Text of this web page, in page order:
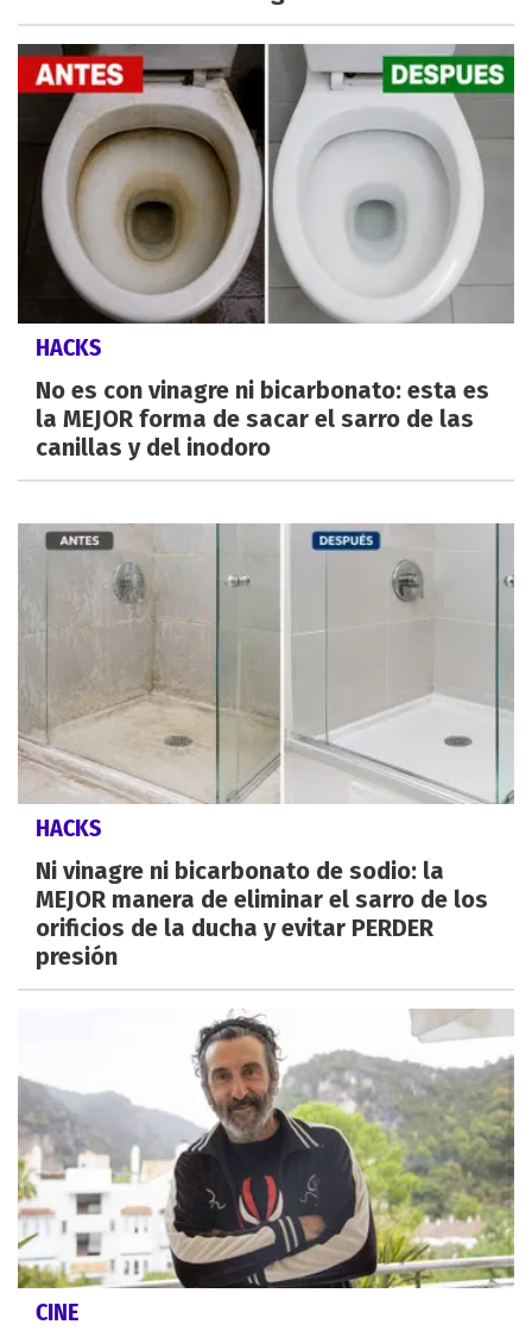
HACKS
No es con vinagre ni bicarbonato: esta es
la MEJOR forma de sacar el sarro de las
canillas y del inodoro
HACKS
Ni vinagre ni bicarbonato de sodio: la
MEJOR manera de eliminar el sarro de los
orificios de la ducha y evitar PERDER
presión
CINE